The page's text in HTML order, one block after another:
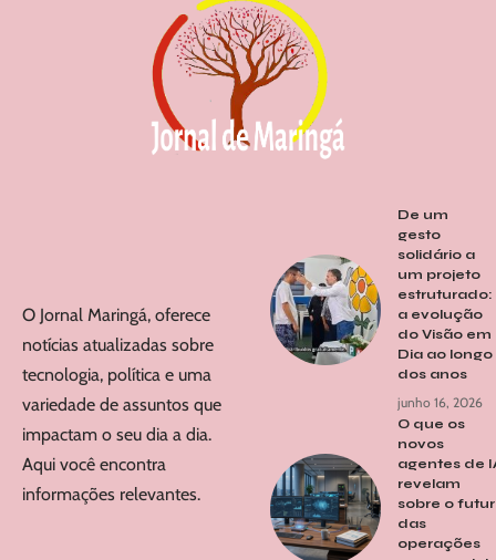
O Jornal Maringá, oferece
notícias atualizadas sobre
tecnologia, política e uma
variedade de assuntos que
impactam o seu dia a dia.
Aqui você encontra
informações relevantes.
De um
gesto
solidário a
um projeto
estruturado:
a evolução
do Visão em
Dia ao longo
dos anos
junho 16, 2026
O que os
novos
agentes de
revelam
sobre o
das
operações